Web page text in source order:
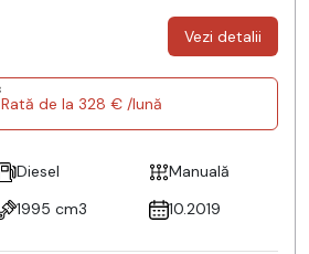
Vezi detalii
Rată de la 328 € /lună
Diesel
Manuală
1995 cm3 10.2019